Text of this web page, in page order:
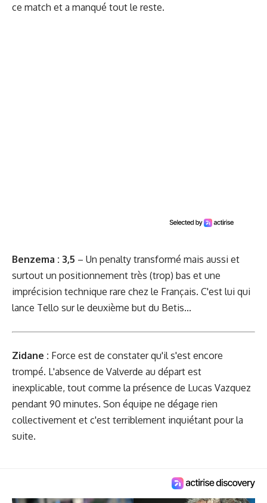
ce match et a manqué tout le reste.
Benzema : 3,5 – Un penalty transformé mais aussi et
surtout un positionnement très (trop) bas et une
imprécision technique rare chez le Français. C'est lui qui
lance Tello sur le deuxième but du Betis...
Zidane : Force est de constater qu'il s'est encore
trompé. L'absence de Valverde au départ est
inexplicable, tout comme la présence de Lucas Vazquez
pendant 90 minutes. Son équipe ne dégage rien
collectivement et c'est terriblement inquiétant pour la
suite.